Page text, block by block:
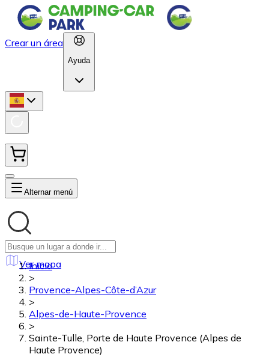
Crear un área
Ayuda
Alternar menú
Ver mapa
Inicio
>
Provence-Alpes-Côte-d’Azur
>
Alpes-de-Haute-Provence
>
Sainte-Tulle, Porte de Haute Provence (Alpes de
Haute Provence)